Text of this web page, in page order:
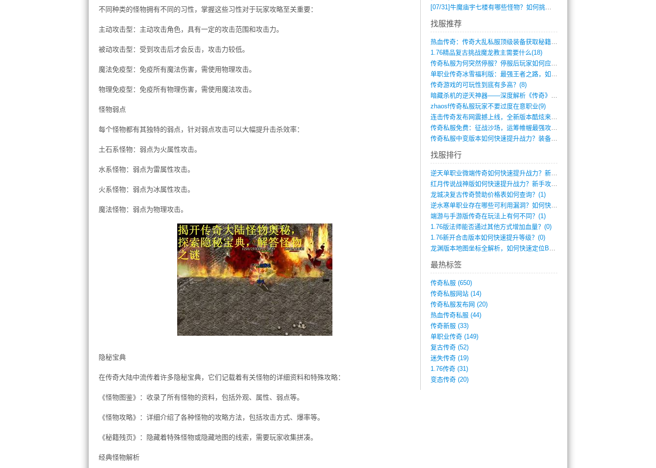
不同种类的怪物拥有不同的习性，掌握这些习性对于玩家攻略至关重要：
主动攻击型：主动攻击角色，具有一定的攻击范围和攻击力。
被动攻击型：受到攻击后才会反击，攻击力较低。
魔法免疫型：免疫所有魔法伤害，需使用物理攻击。
物理免疫型：免疫所有物理伤害，需使用魔法攻击。
怪物弱点
每个怪物都有其独特的弱点，针对弱点攻击可以大幅提升击杀效率：
土石系怪物：弱点为火属性攻击。
水系怪物：弱点为雷属性攻击。
火系怪物：弱点为冰属性攻击。
魔法怪物：弱点为物理攻击。
隐秘宝典
在传奇大陆中流传着许多隐秘宝典，它们记载着有关怪物的详细资料和特殊攻略：
《怪物图鉴》：收录了所有怪物的资料，包括外观、属性、弱点等。
《怪物攻略》：详细介绍了各种怪物的攻略方法，包括攻击方式、爆率等。
《秘籍残页》：隐藏着特殊怪物或隐藏地图的线索，需要玩家收集拼凑。
经典怪物解析
[07/31]牛魔庙宇七楼有哪些怪物？如何挑战它们？
找服推荐
热血传奇：传奇大乱私服顶级装备获取秘籍(887)
1.76精品复古挑战魔龙教主需要什么(18)
传奇私服为何突然停服？停服后玩家如何应对(744)
单职业传奇冰雪福利版：最强王者之路，如何(659)
传奇游戏的可玩性到底有多高？(8)
暗藏杀机的逆天神器——深度解析《传奇》祈(374)
zhaosf传奇私服玩家不要过度在意职业(9)
连击传奇发布网震撼上线，全新版本酷炫来袭(12)
传奇私服免费：征战沙场，运筹帷幄最强攻城(516)
传奇私服中变版本如何快速提升战力？装备强(1012)
找服排行
逆天单职业微端传奇如何快速提升战力？新手(2)
红月传说战神版如何快速提升战力？新手攻略(2)
龙城决复古传奇赞助价格表如何查询？(1)
逆水寒单职业存在哪些可利用漏洞？如何快速(1)
端游与手游版传奇在玩法上有何不同？(1)
1.76版法师能否通过其他方式增加血量？(0)
1.76新开合击版本如何快速提升等级？(0)
龙渊版本地图坐标全解析，如何快速定位BO(0)
最热标签
传奇私服 (650)
传奇私服网站 (14)
传奇私服发布网 (20)
热血传奇私服 (44)
传奇新服 (33)
单职业传奇 (149)
复古传奇 (52)
迷失传奇 (19)
1.76传奇 (31)
变态传奇 (20)